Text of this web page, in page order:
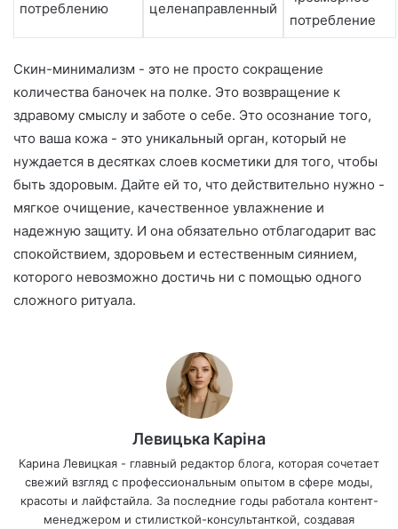
потреблению целенаправленный
потребление
Скин-минимализм - это не просто сокращение
количества баночек на полке. Это возвращение к
здравому смыслу и заботе о себе. Это осознание того,
что ваша кожа - это уникальный орган, который не
нуждается в десятках слоев косметики для того, чтобы
быть здоровым. Дайте ей то, что действительно нужно -
мягкое очищение, качественное увлажнение и
надежную защиту. И она обязательно отблагодарит вас
спокойствием, здоровьем и естественным сиянием,
которого невозможно достичь ни с помощью одного
сложного ритуала.
Левицька Каріна
Карина Левицкая - главный редактор блога, которая сочетает
свежий взгляд с профессиональным опытом в сфере моды,
красоты и лайфстайла. За последние годы работала контент-
менеджером и стилисткой-консультанткой, создавая